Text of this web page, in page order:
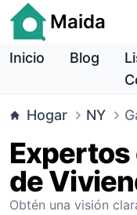
Maida
Inicio Blog
Hogar NY
de
Obtén una visión